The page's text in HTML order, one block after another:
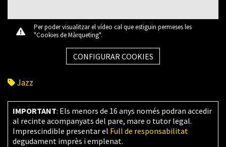
Per poder visualitzar el vídeo cal que estiguin permeses les
"Cookies de Màrqueting".
CONFIGURAR COOKIES
Jazz
IMPORTANT: Els menors de 16 anys només podran accedir
al recinte acompanyats del pare, mare o tutor legal.
Imprescindible presentar el Full de responsabilitat
degudament imprès i emplenat.